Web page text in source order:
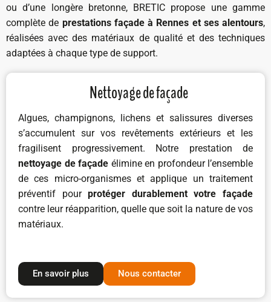
ou d’une longère bretonne, BRETIC propose une gamme
complète de prestations façade à Rennes et ses alentours,
réalisées avec des matériaux de qualité et des techniques
adaptées à chaque type de support.
Nettoyage de façade
Algues, champignons, lichens et salissures diverses
s’accumulent sur vos revêtements extérieurs et les
fragilisent progressivement. Notre prestation de
nettoyage de façade élimine en profondeur l’ensemble
de ces micro-organismes et applique un traitement
préventif pourprotéger durablement votre façade
contre leur réapparition, quelle que soit la nature de vos
matériaux.
En savoir plus Nous contacter